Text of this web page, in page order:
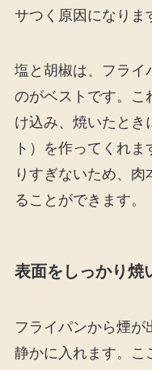
サつく原因になりま
塩と胡椒は、フライ
のがベストです。こ
け込み、焼いたとき
ト）を作ってくれ
りすぎないため、
ることができます。
表面をしっかり焼
フライパンから煙が
静かに入れます。こ